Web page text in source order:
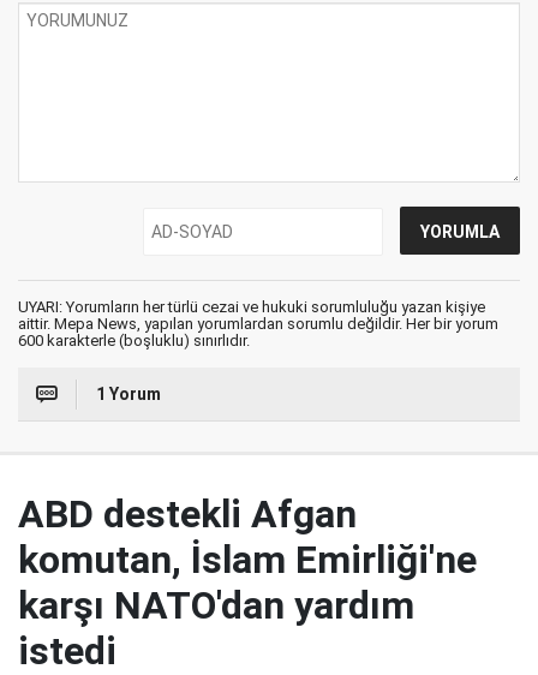
UYARI: Yorumların her türlü cezai ve hukuki sorumluluğu yazan kişiye
aittir. Mepa News, yapılan yorumlardan sorumlu değildir. Her bir yorum
600 karakterle (boşluklu) sınırlıdır.
1 Yorum
ABD destekli Afgan
komutan, İslam Emirliği'ne
karşı NATO'dan yardım
istedi